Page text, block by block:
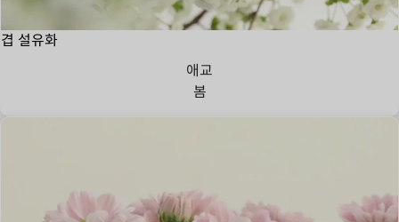
겹 설유화
애교
봄